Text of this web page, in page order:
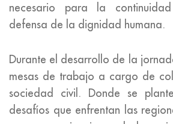
necesario para la
defensa de la dignidad humana.
Durante el desarrollo de la
mesas de trabajo a cargo de
sociedad civil. Donde se
desafíos que enfrentan las